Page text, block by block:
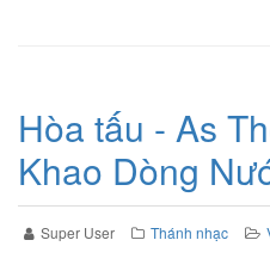
Hòa tấu - As
Khao Dòng
Super User Thánh nhạc